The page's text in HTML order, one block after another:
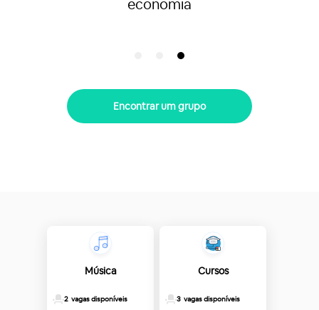
Encontrar um grupo
Música
2 vagas disponíveis
Cursos
3 vagas disponíveis